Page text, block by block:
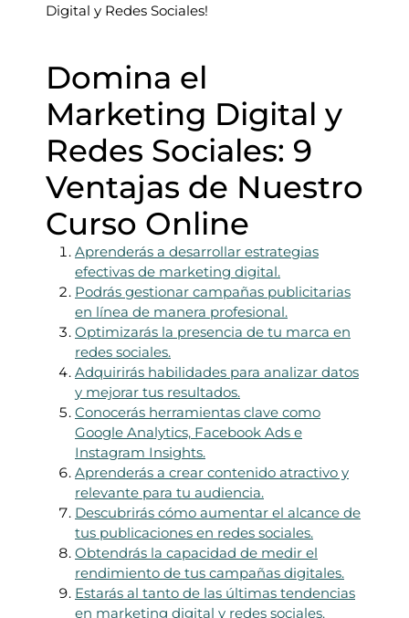
Digital y Redes Sociales!
Domina el
Marketing Digital y
Redes Sociales: 9
Ventajas de Nuestro
Curso Online
Aprenderás a desarrollar estrategias
efectivas de marketing digital.
Podrás gestionar campañas publicitarias
en línea de manera profesional.
Optimizarás la presencia de tu marca en
redes sociales.
Adquirirás habilidades para analizar datos
y mejorar tus resultados.
Conocerás herramientas clave como
Google Analytics, Facebook Ads e
Instagram Insights.
Aprenderás a crear contenido atractivo y
relevante para tu audiencia.
Descubrirás cómo aumentar el alcance de
tus publicaciones en redes sociales.
Obtendrás la capacidad de medir el
rendimiento de tus campañas digitales.
Estarás al tanto de las últimas tendencias
en marketing digital y redes sociales.